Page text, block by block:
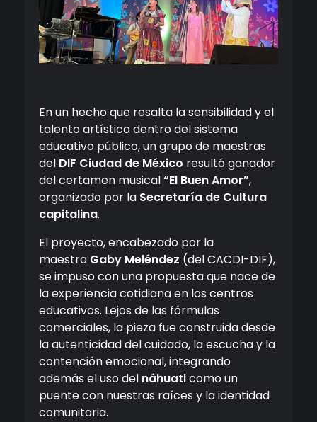
En un hecho que resalta la sensibilidad y el
talento artístico dentro del sistema
educativo público, un grupo de maestras
del DIF Ciudad de México resultó ganador
del certamen musical“El Buen Amor”,
organizado por la Secretaría de Cultura
capitalina.
El proyecto, encabezado por la
maestra Gaby Meléndez (del CACDI-DIF),
se impuso con una propuesta que nace de
la experiencia cotidiana en los centros
educativos. Lejos de las fórmulas
comerciales, la pieza fue construida desde
la autenticidad del cuidado, la escucha y la
contención emocional, integrando
además el uso del náhuatlcomo un
puente con nuestras raíces y la identidad
comunitaria.